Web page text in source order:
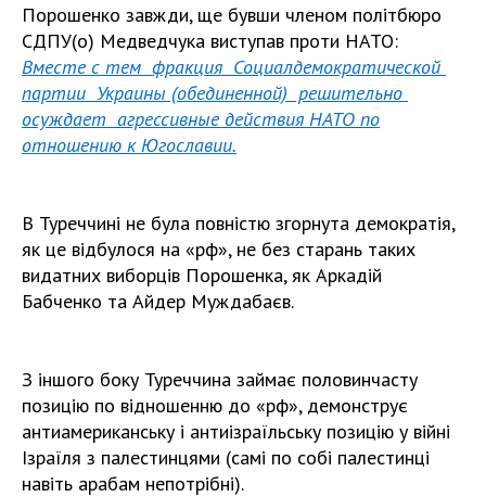
Порошенко завжди, ще бувши членом політбюро
СДПУ(о) Медведчука виступав проти НАТО:
Вместе с тем фракция Социалдемократической
партии Украины (обединенной) решительно
осуждает агрессивные действия НАТО по
отношению к Югославии.
В Туреччині не була повністю згорнута демократія,
як це відбулося на «рф», не без старань таких
видатних виборців Порошенка, як Аркадій
Бабченко та Айдер Муждабаєв.
З іншого боку Туреччина займає половинчасту
позицію по відношенню до «рф», демонструє
антиамериканську і антиізраїльську позицію у війні
Ізраїля з палестинцями (самі по собі палестинці
навіть арабам непотрібні).